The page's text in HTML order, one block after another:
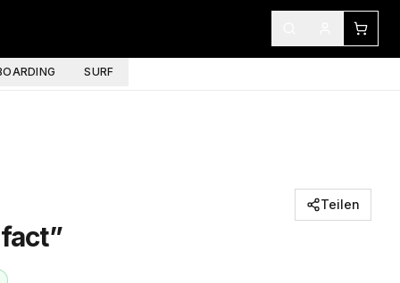
SURF
Teilen